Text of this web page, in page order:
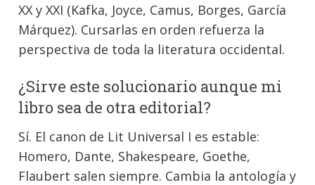
XX y XXI (Kafka, Joyce, Camus, Borges, García
Márquez). Cursarlas en orden refuerza la
perspectiva de toda la literatura occidental.
¿Sirve este solucionario aunque mi
libro sea de otra editorial?
Sí. El canon de Lit Universal I es estable:
Homero, Dante, Shakespeare, Goethe,
Flaubert salen siempre. Cambia la antología y